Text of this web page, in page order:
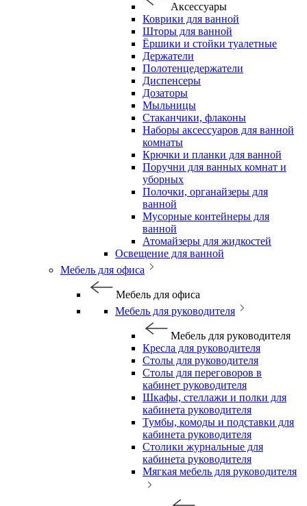
Аксессуары
Коврики для ванной
Шторы для ванной
Ёршики и стойки туалетные
Держатели
Полотенцедержатели
Диспенсеры
Дозаторы
Мыльницы
Стаканчики, флаконы
Наборы аксессуаров для ванной
комнаты
Крючки и планки для ванной
Поручни для ванных комнат и
уборных
Полочки, органайзеры для
ванной
Мусорные контейнеры для
ванной
Атомайзеры для жидкостей
Освещение для ванной
Мебель для офиса
Мебель для офиса
Мебель для руководителя
Мебель для руководителя
Кресла для руководителя
Столы для руководителя
Столы для переговоров в
кабинет руководителя
Шкафы, стеллажи и полки для
кабинета руководителя
Тумбы, комоды и подставки для
кабинета руководителя
Столики журнальные для
кабинета руководителя
Мягкая мебель для руководителя